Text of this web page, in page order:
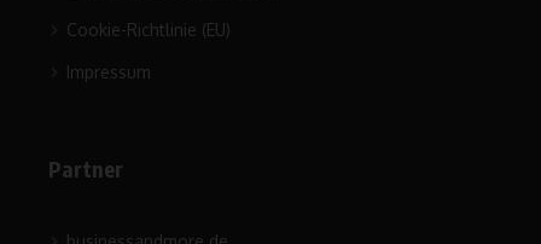
Cookie-Richtlinie (EU)
Impressum
Partner